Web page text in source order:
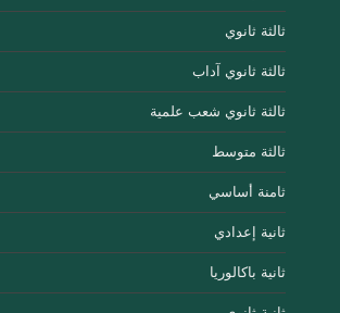
ثالثة ثانوي
ثالثة ثانوي آداب
ثالثة ثانوي شعب علمية
ثالثة متوسط
ثامنة أساسي
ثانية إعدادي
ثانية باكالوريا